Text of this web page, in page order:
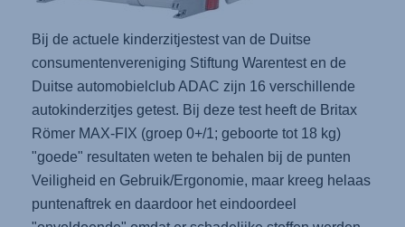
Bij de actuele kinderzitjestest van de Duitse
consumentenvereniging Stiftung Warentest en de
Duitse automobielclub ADAC zijn 16 verschillende
autokinderzitjes getest. Bij deze test heeft de Britax
Römer MAX-FIX (groep 0+/1; geboorte tot 18 kg)
"goede" resultaten weten te behalen bij de punten
Veiligheid en Gebruik/Ergonomie, maar kreeg helaas
puntenaftrek en daardoor het eindoordeel